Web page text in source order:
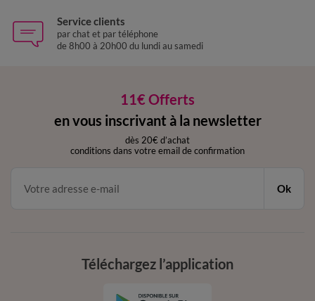
Service clients
par chat et par téléphone
de 8h00 à 20h00 du lundi au samedi
11€ Offerts
en vous inscrivant à la newsletter
dès 20€ d’achat
conditions dans votre email de confirmation
Ok
Téléchargez l’application